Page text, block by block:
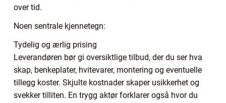
over tid.
Noen sentrale kjennetegn:
Tydelig og ærlig prising
Leverandøren bør gi oversiktlige tilbud, der du ser hva
skap, benkeplater, hvitevarer, montering og eventuelle
tillegg koster. Skjulte kostnader skaper usikkerhet og
svekker tilliten. En trygg aktør forklarer også hvor du